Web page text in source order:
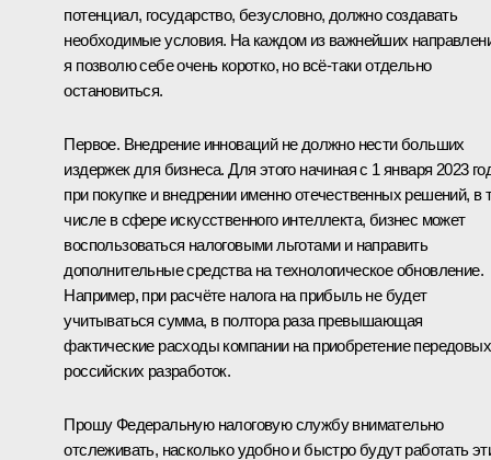
потенциал, государство, безусловно, должно создавать
необходимые условия. На каждом из важнейших
я позволю себе очень коротко, но всё-таки отдельно
остановиться.
Первое. Внедрение инноваций не должно нести больших
издержек для бизнеса. Для этого начиная с 1 января 2023
при покупке и внедрении именно отечественных решений, в
числе в сфере искусственного интеллекта, бизнес может
воспользоваться налоговыми льготами и направить
дополнительные средства на технологическое обновление.
Например, при расчёте налога на прибыль не будет
учитываться сумма, в полтора раза превышающая
фактические расходы компании на приобретение передовых
российских разработок.
Прошу Федеральную налоговую службу внимательно
отслеживать, насколько удобно и быстро будут работать